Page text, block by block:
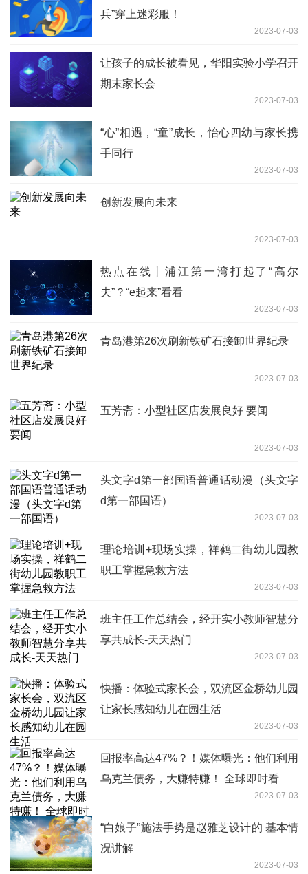
兵”穿上迷彩服！
2023-07-03
让孩子的成长被看见，华阳实验小学召开
期末家长会
2023-07-03
“心”相遇，“童”成长，怡心四幼与家长携
手同行
2023-07-03
创新发展向未来
2023-07-03
热点在线丨浦江第一湾打起了“高尔
夫”？“e起来”看看
2023-07-03
青岛港第26次刷新铁矿石接卸世界纪录
2023-07-03
五芳斋：小型社区店发展良好 要闻
2023-07-03
头文字d第一部国语普通话动漫（头文字
d第一部国语）
2023-07-03
理论培训+现场实操，祥鹤二街幼儿园教
职工掌握急救方法
2023-07-03
班主任工作总结会，经开实小教师智慧分
享共成长-天天热门
2023-07-03
快播：体验式家长会，双流区金桥幼儿园
让家长感知幼儿在园生活
2023-07-03
回报率高达47%？！媒体曝光：他们利用
乌克兰债务，大赚特赚！ 全球即时看
2023-07-03
“白娘子”施法手势是赵雅芝设计的 基本情
况讲解
2023-07-03